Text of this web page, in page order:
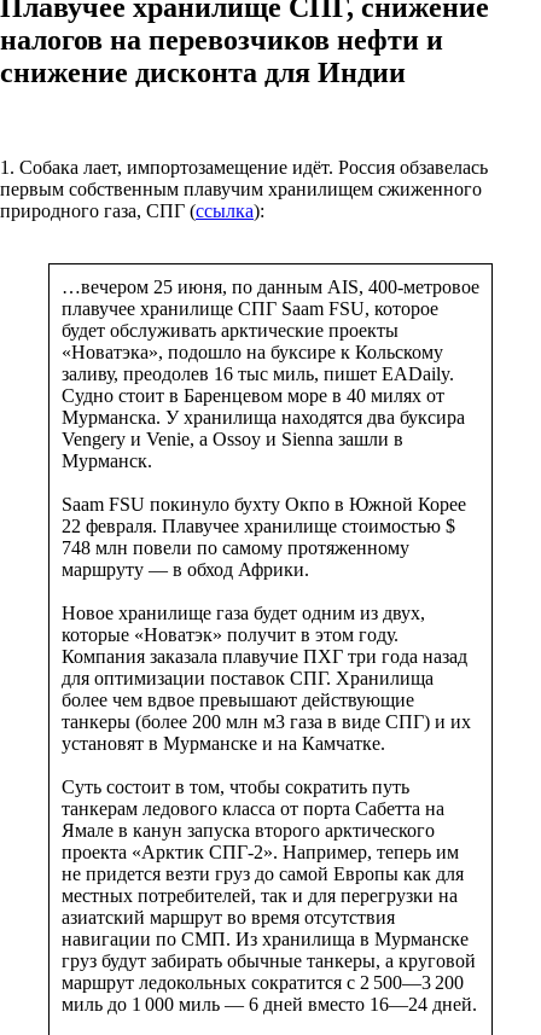
Плавучее хранилище СПГ, снижение
налогов на перевозчиков нефти и
снижение дисконта для Индии
1. Собака лает, импортозамещение идёт. Россия обзавелась
первым собственным плавучим хранилищем сжиженного
природного газа, СПГ (ссылка):
…вечером 25 июня, по данным AIS, 400-метровое
плавучее хранилище СПГ Saam FSU, которое
будет обслуживать арктические проекты
«Новатэка», подошло на буксире к Кольскому
заливу, преодолев 16 тыс миль, пишет EADaily.
Судно стоит в Баренцевом море в 40 милях от
Мурманска. У хранилища находятся два буксира
Vengery и Venie, а Ossoy и Sienna зашли в
Мурманск.
Saam FSU покинуло бухту Окпо в Южной Корее
22 февраля. Плавучее хранилище стоимостью $
748 млн повели по самому протяженному
маршруту — в обход Африки.
Новое хранилище газа будет одним из двух,
которые «Новатэк» получит в этом году.
Компания заказала плавучие ПХГ три года назад
для оптимизации поставок СПГ. Хранилища
более чем вдвое превышают действующие
танкеры (более 200 млн м3 газа в виде СПГ) и их
установят в Мурманске и на Камчатке.
Суть состоит в том, чтобы сократить путь
танкерам ледового класса от порта Сабетта на
Ямале в канун запуска второго арктического
проекта «Арктик СПГ-2». Например, теперь им
не придется везти груз до самой Европы как для
местных потребителей, так и для перегрузки на
азиатский маршрут во время отсутствия
навигации по СМП. Из хранилища в Мурманске
груз будут забирать обычные танкеры, а круговой
маршрут ледокольных сократится с 2 500—3 200
миль до 1 000 миль — 6 дней вместо 16—24 дней.